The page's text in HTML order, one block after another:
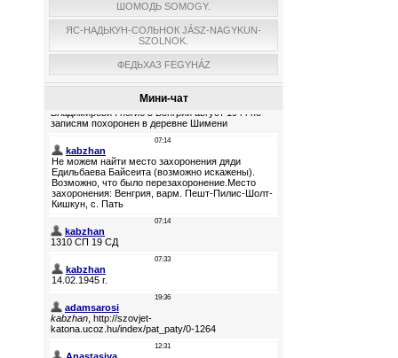
ШОМОДЬ SOMOGY.
ЯС-НАДЬКУН-СОЛЬНОК JÁSZ-NAGYKUN-
SZOLNOK.
ФЕДЬХАЗ FEGYHÁZ
Мини-чат